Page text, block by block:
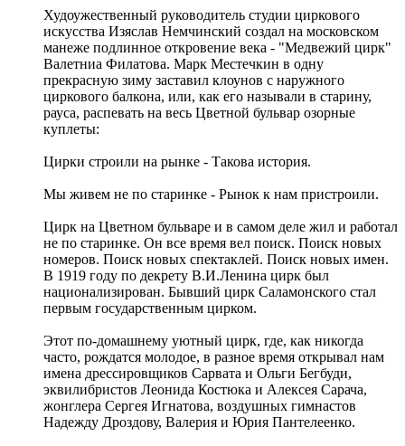
Худоужественный руководитель студии циркового
искусства Изяслав Немчинский создал на московском
манеже подлинное откровение века - "Медвежий цирк"
Валетниа Филатова. Марк Местечкин в одну
прекрасную зиму заставил клоунов с наружного
циркового балкона, или, как его называли в старину,
рауса, распевать на весь Цветной бульвар озорные
куплеты:
Цирки строили на рынке - Такова история.
Мы живем не по старинке - Рынок к нам пристроили.
Цирк на Цветном бульваре и в самом деле жил и работал
не по старинке. Он все время вел поиск. Поиск новых
номеров. Поиск новых спектаклей. Поиск новых имен.
В 1919 году по декрету В.И.Ленина цирк был
национализирован. Бывший цирк Саламонского стал
первым государственным цирком.
Этот по-домашнему уютный цирк, где, как никогда
часто, рождатся молодое, в разное время открывал нам
имена дрессировщиков Сарвата и Ольги Бегбуди,
эквилибристов Леонида Костюка и Алексея Сарача,
жонглера Сергея Игнатова, воздушных гимнастов
Надежду Дроздову, Валерия и Юрия Пантелеенко.